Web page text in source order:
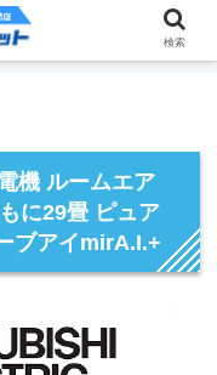
機 ルームエア
に29畳 ピュア
ブアイmirA.I.+
検索